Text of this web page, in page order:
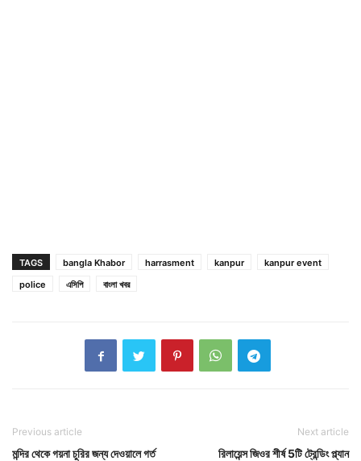
TAGS bangla Khabor harrasment kanpur
kanpur event
police
এসিপি বাংলা খবর
Previous article
মন্দির থেকে গয়না চুরির জন্য দেওয়ালে গর্ত
Next article
রিলায়েন্স জিওর শীর্ষ 5টি ট্রেন্ডিং প্ল্যান